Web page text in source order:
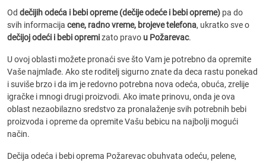
Od dečijih odeća i bebi opreme (dečije odeće i bebi opreme) pa do
svih informacija cene, radno vreme, brojeve telefona, ukratko sve o
dečijoj odeći i bebi opremizato pravo u Požarevac.
U ovoj oblasti možete pronaći sve što Vam je potrebno da opremite
Vaše najmlađe. Ako ste roditelj sigurno znate da deca rastu ponekad
i suviše brzo i da im je redovno potrebna nova odeća, obuća, zrelije
igračke i mnogi drugi proizvodi. Ako imate prinovu, onda je ova
oblast nezaobilazno sredstvo za pronalaženje svih potrebnih bebi
proizvoda i opreme da opremite Vašu bebicu na najbolji mogući
način.
Dečija odeća i bebi oprema Požarevac obuhvata odeću, pelene,